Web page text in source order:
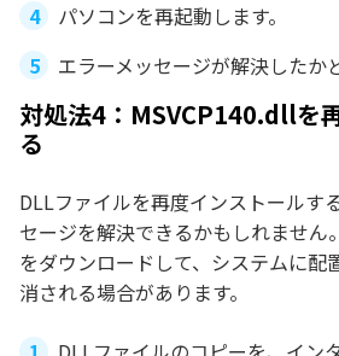
パソコンを再起動します。
エラーメッセージが解決したか
対処法4：MSVCP140.dllを
る
DLLファイルを再度インストールす
セージを解決できるかもしれません
をダウンロードして、システムに配
消される場合があります。